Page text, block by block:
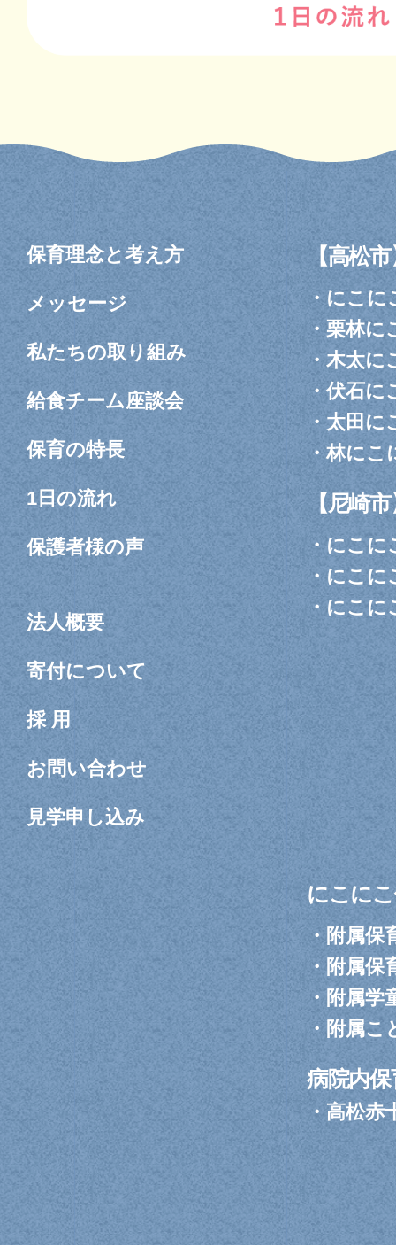
保育理念と考え方
メッセージ
私たちの取り組み
給食チーム座談会
保育の特長
1日の流れ
保護者様の声
【高松市
・ にこに
・栗林に
・ 木太に
・伏石に
・ 太田に
・林にこ
【尼崎
・にこに
・ にこに
・ にこに
にこに
・ 附属保
・附属保
・附属学
・ 附属こ
病院内保
・高松赤
法人概要
寄付について
採 用
お問い合わせ
見学申し込み